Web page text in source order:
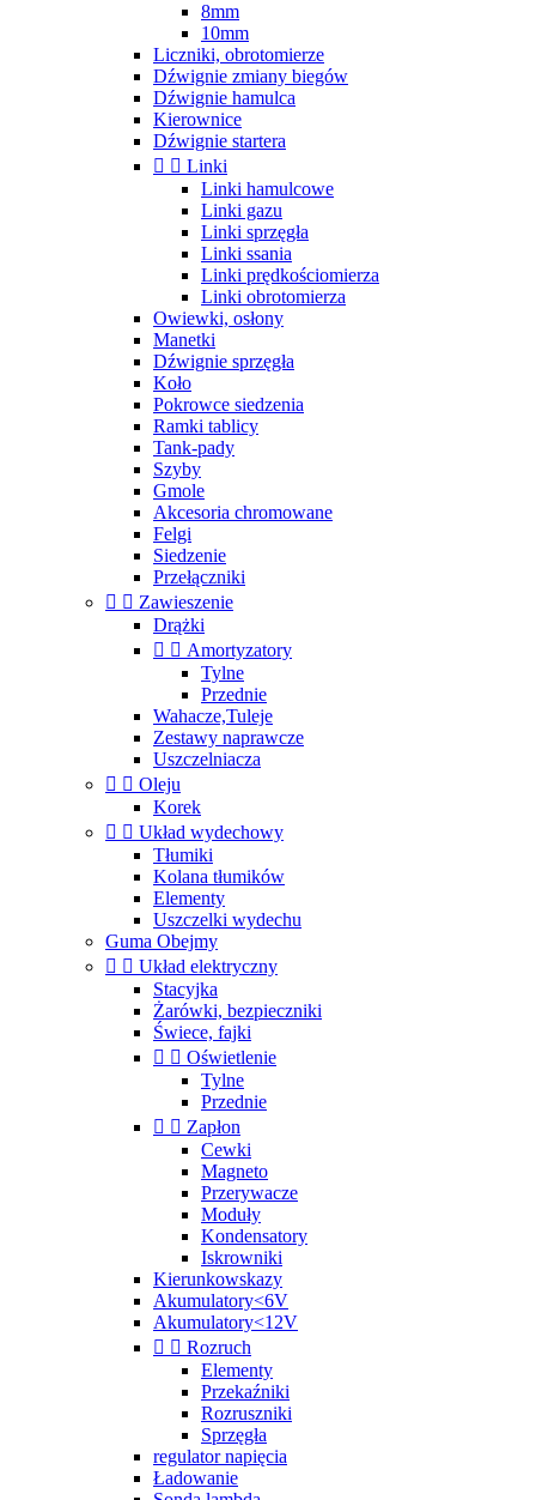
8mm
10mm
Liczniki, obrotomierze
Dźwignie zmiany biegów
Dźwignie hamulca
Kierownice
Dźwignie startera
  Linki
Linki hamulcowe
Linki gazu
Linki sprzęgła
Linki ssania
Linki prędkościomierza
Linki obrotomierza
Owiewki, osłony
Manetki
Dźwignie sprzęgła
Koło
Pokrowce siedzenia
Ramki tablicy
Tank-pady
Szyby
Gmole
Akcesoria chromowane
Felgi
Siedzenie
Przełączniki
  Zawieszenie
Drążki
  Amortyzatory
Tylne
Przednie
Wahacze,Tuleje
Zestawy naprawcze
Uszczelniacza
  Oleju
Korek
  Układ wydechowy
Tłumiki
Kolana tłumików
Elementy
Uszczelki wydechu
Guma Obejmy
  Układ elektryczny
Stacyjka
Żarówki, bezpieczniki
Świece, fajki
  Oświetlenie
Tylne
Przednie
  Zapłon
Cewki
Magneto
Przerywacze
Moduły
Kondensatory
Iskrowniki
Kierunkowskazy
Akumulatory<6V
Akumulatory<12V
  Rozruch
Elementy
Przekaźniki
Rozruszniki
Sprzęgła
regulator napięcia
Ładowanie